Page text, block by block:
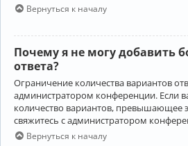
Вернуться к началу
Почему я не могу добавить
ответа?
Ограничение количества вариантов
администратором конференции. Если
количество вариантов, превышающее
свяжитесь с администратором
Вернуться к началу